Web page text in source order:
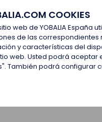
COOKIES
web de YOBALIA
de las
y características del
web. Usted podrá aceptar
También podrá configurar
Últimas ofertas